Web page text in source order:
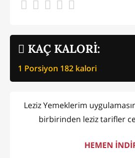
KAÇ KALORİ:
1 Porsiyon 182 kalori
Leziz Yemeklerim
birbirinden leziz tarifler
HEMEN